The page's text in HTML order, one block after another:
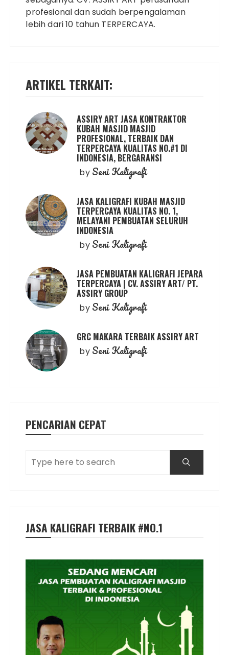
profesional dan sudah berpengalaman
lebih dari 10 tahun TERPERCAYA.
ARTIKEL TERKAIT:
ASSIRY ART JASA KONTRAKTOR
KUBAH MASJID MASJID
PROFESIONAL, TERBAIK DAN
TERPERCAYA KUALITAS NO.#1 DI
INDONESIA, BERGARANSI
by Seni Kaligrafi
JASA KALIGRAFI KUBAH MASJID
TERPERCAYA KUALITAS NO. 1,
MELAYANI PEMBUATAN SELURUH
INDONESIA
by Seni Kaligrafi
JASA PEMBUATAN KALIGRAFI JEPARA
TERPERCAYA | CV. ASSIRY ART/ PT.
ASSIRY GROUP
by Seni Kaligrafi
GRC MAKARA TERBAIK ASSIRY ART
by Seni Kaligrafi
PENCARIAN CEPAT
JASA KALIGRAFI TERBAIK #NO.1